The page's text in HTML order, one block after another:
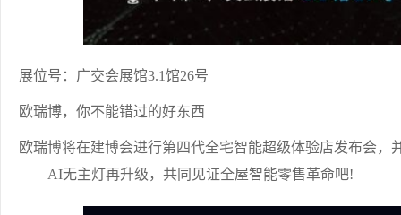
展位号：广交会展馆3.1馆26号
欧瑞博，你不能错过的好东西
欧瑞博将在建博会进行第四代全宅智能超级体验店发布会，
——AI无主灯再升级，共同见证全屋智能零售革命吧!